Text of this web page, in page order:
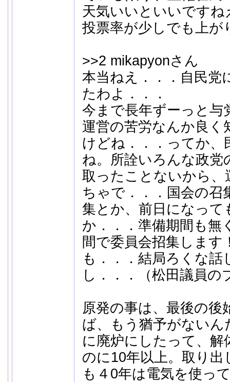
天気いいといいですね
投票率が少しでも上が
>>2 mikapyonさん
本当ねえ．．．自民党
たわよ．．．
今まで長年ずーっと与
運営の苦労なんか良
けどね．．．ってか、
ね。所詮いろんな政党
取ったことないから、
ちゃで．．．国会の召
集とか、前日になって
か．．．準備期間も無
間で委員会招集します
も．．．結局ろくな
し．．．（松田議員の
原発の事は、最後の後
ば、もう猶予がないん
に廃炉にしたって、解
のに10年以上。取り
も４0年は電気を使っ